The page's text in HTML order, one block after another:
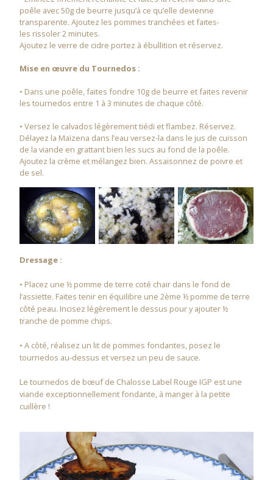
poêle avec 50g de beurre jusqu’à ce qu’elle devienne
transparente. Ajoutez les pommes tranchées et faites-
les rissoler 2 minutes.
Ajoutez le verre de cidre portez à ébullition et réservez.
Mise en œuvre du Tournedos :
• Dans une poêle, faites fondre 10g de beurre et faites revenir
les tournedos entre 1 à 3 minutes de chaque côté.
• Versez le calvados légèrement tiédi et flambez. Réservez.
Délayez la Maïzena dans l’eau versez-la dans le jus de cuisson
de la viande en grattant bien les sucs au fond de la poêle.
Ajoutez la crème et mélangez bien. Assaisonnez de poivre et
de sel.
Dressage :
• Placez une ½ pomme de terre coté chair dans le fond de
l’assiette. Faites tenir en équilibre une 2ème ½ pomme de terre
côté peau. Incisez légèrement le dessus pour y ajouter ½
tranche de pomme chips.
• A côté, réalisez un lit de pommes fondantes, posez le
tournedos au-dessus et versez un peu de sauce.
Le tournedos de bœuf de Chalosse Label Rouge IGP est une
viande exceptionnellement fondante, à manger à la petite
cuillère !